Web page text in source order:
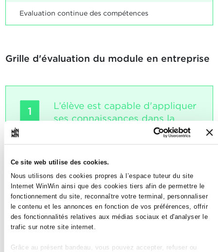
Ce site web utilise des cookies.
Nous utilisons des cookies propres à l’espace tuteur du site
Internet WinWin ainsi que des cookies tiers afin de permettre le
fonctionnement du site, reconnaître votre terminal, personnaliser
le contenu et les annonces en fonction de vos préférences, offrir
des fonctionnalités relatives aux médias sociaux et d'analyser le
trafic sur notre site internet.
Grâce au présent bandeau, vous pouvez accepter, refuser ou
Evaluation continue des compétences
Grille d'évaluation du module en entreprise
1
L’élève est capable d'appliquer
ses connaissances dans la
partie théorique de l’épreuve
intégrée finale.
Note maximale: 24
INDICATEURS
L’élève s'informe sur la partie théorique de
l’épreuve intégrée finale. L’élève applique
situation. L’élève résout des problèmes